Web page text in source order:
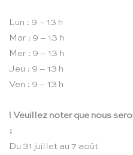
Lun : 9 – 13 h
Mar : 9 – 13 h
Mer : 9 – 13 h
Jeu : 9 – 13 h
Ven : 9 – 13 h
! Veuillez noter que nous
:
Du 31 juillet au 7 août